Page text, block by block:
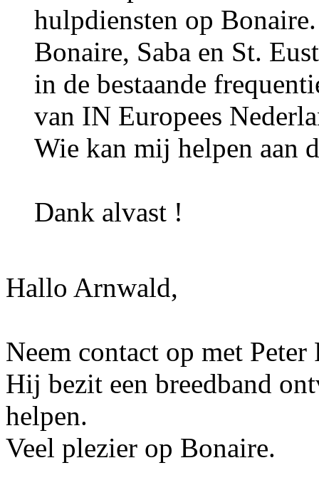
hulpdiensten op
Bonaire, Saba en St.
in de bestaande
van IN Europees
Wie kan mij helpen aan
Dank alvast !
Hallo Arnwald,
Neem contact op met Peter
Hij bezit een breedband
helpen.
Veel plezier op Bonaire.